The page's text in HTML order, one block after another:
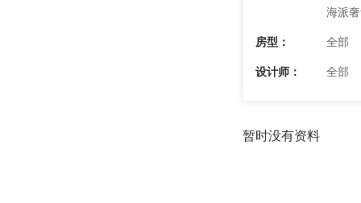
海派
房型：
全部
设计师：
全部
暂时没有资料